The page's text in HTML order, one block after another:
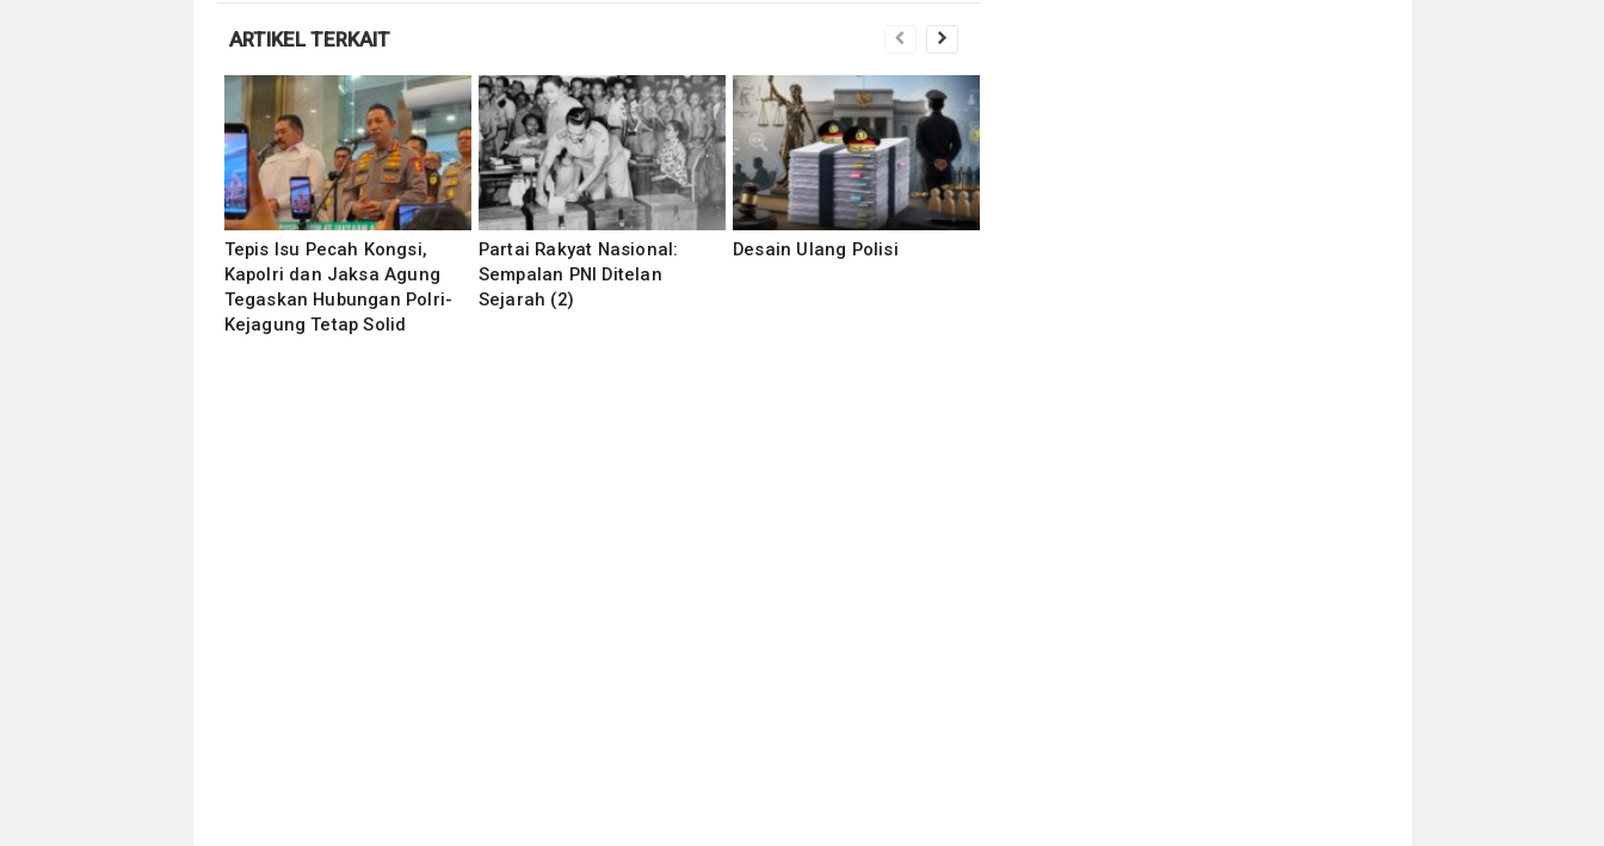
ARTIKEL TERKAIT
Tepis Isu Pecah Kongsi,
Kapolri dan Jaksa Agung
Tegaskan Hubungan Polri-
Kejagung Tetap Solid
Partai Rakyat Nasional:
Sempalan PNI Ditelan
Sejarah (2)
Desain Ulang Polisi